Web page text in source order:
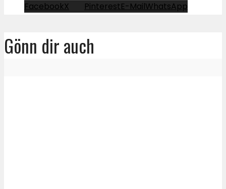
FacebookX PinterestE-MailWhatsApp
Gönn dir auch